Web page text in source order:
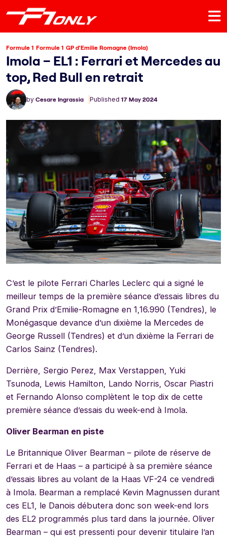
Formule 1 Formule 1 GP d'Emilie Romagne (Imola)
Imola – EL1 : Ferrari et Mercedes au
top, Red Bull en retrait
by Cesare Ingrassia Published 17 May 2024
C’est le pilote Ferrari Charles Leclerc qui a signé le
meilleur temps de la première séance d’essais libres du
Grand Prix d’Emilie-Romagne en 1,16.990 (Tendres), le
Monégasque devance d’un dixième la Mercedes de
George Russell (Tendres) et d’un dixième la Ferrari de
Carlos Sainz (Tendres).
Derrière, Sergio Perez, Max Verstappen, Yuki
Tsunoda, Lewis Hamilton, Lando Norris, Oscar Piastri
et Fernando Alonso complètent le top dix de cette
première séance d’essais du week-end à Imola.
Oliver Bearman en piste
Le Britannique Oliver Bearman – pilote de réserve de
Ferrari et de Haas – a participé à sa première séance
d’essais libres au volant de la Haas VF-24 ce vendredi
à Imola. Bearman a remplacé Kevin Magnussen durant
ces EL1, le Danois débutera donc son week-end lors
des EL2 programmés plus tard dans la journée. Oliver
Bearman – qui est pressenti pour devenir titulaire l’an